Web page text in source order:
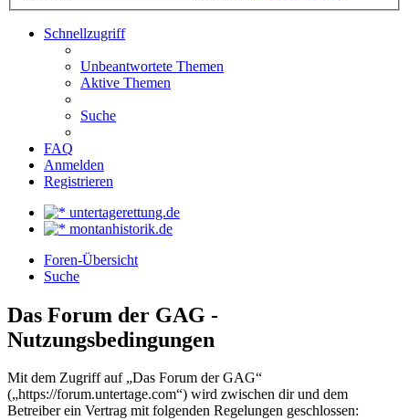
Schnellzugriff
Unbeantwortete Themen
Aktive Themen
Suche
FAQ
Anmelden
Registrieren
untertagerettung.de
montanhistorik.de
Foren-Übersicht
Suche
Das Forum der GAG -
Nutzungsbedingungen
Mit dem Zugriff auf „Das Forum der GAG“
(„https://forum.untertage.com“) wird zwischen dir und dem
Betreiber ein Vertrag mit folgenden Regelungen geschlossen: